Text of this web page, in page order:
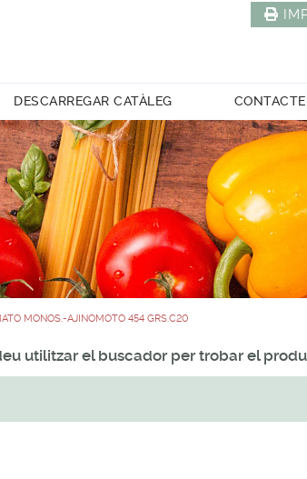
DESCARREGAR CATÀLEG CONTACTE
MONOS.-AJINOMOTO 454 GRS.C20
utilitzar el buscador per trobar el